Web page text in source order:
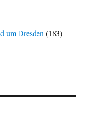
um Dresden (183)